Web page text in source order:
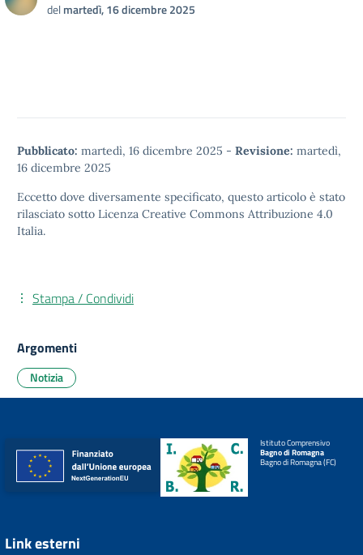
delmartedì, 16 dicembre 2025
Pubblicato: martedì, 16 dicembre 2025 - Revisione: martedì,
16 dicembre 2025
Eccetto dove diversamente specificato, questo articolo è stato
rilasciato sotto Licenza Creative Commons Attribuzione 4.0
Italia.
Stampa / Condividi
Argomenti
Notizia
Istituto Comprensivo
Bagno di Romagna
Bagno di Romagna (FC)
Link esterni